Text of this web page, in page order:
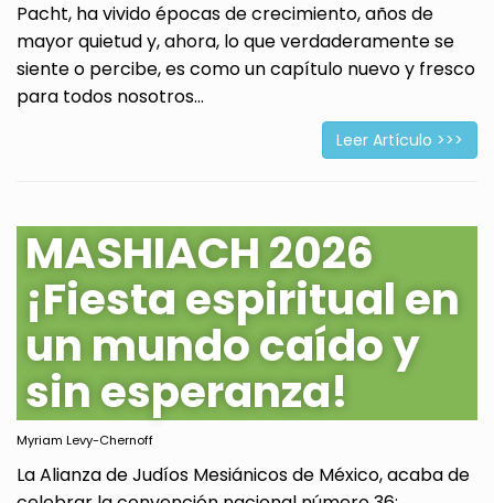
Pacht, ha vivido épocas de crecimiento, años de
mayor quietud y, ahora, lo que verdaderamente se
siente o percibe, es como un capítulo nuevo y fresco
para todos nosotros...
Leer Artículo >>>
MASHIACH 2026
¡Fiesta espiritual en
un mundo caído y
sin esperanza!
Myriam Levy-Chernoff
La Alianza de Judíos Mesiánicos de México, acaba de